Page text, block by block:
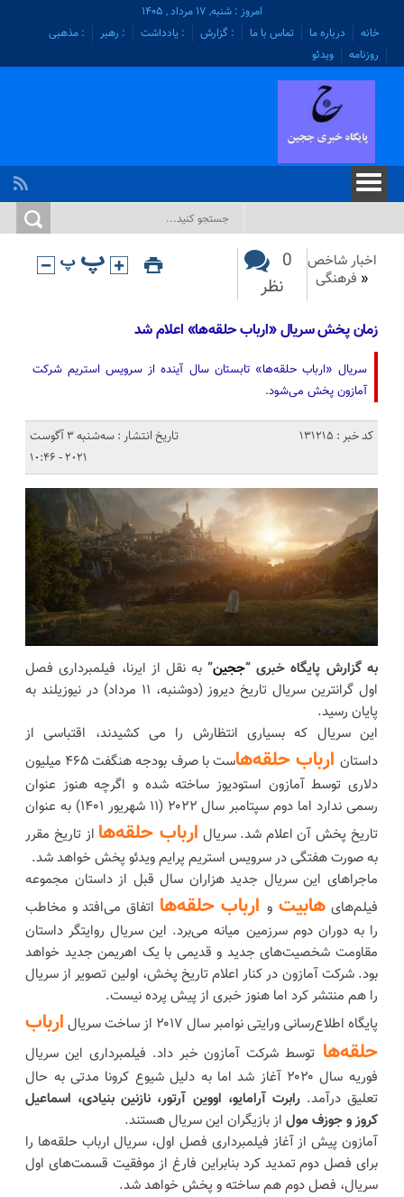
امروز : شنبه, ۱۷ مرداد , ۱۴۰۵
خانه
درباره ما تماس با ما : گزارش : یادداشت : رهبر
: مذهبی
روزنامه
ویدئو
اخبار شاخص
« فرهنگی
0
نظر
زمان پخش سریال «ارباب حلقه‌ها» اعلام شد
سریال «ارباب حلقه‌ها» تابستان سال آینده از سرویس استریم شرکت
آمازون پخش می‌شود.
کد خبر : 131215
تاریخ انتشار : سه‌شنبه 3 آگوست
2021 - 10:46
به گزارش پایگاه خبری “ججین” به نقل از ایرنا، فیلمبرداری فصل
اول گرانترین سریال تاریخ دیروز (دوشنبه، ۱۱ مرداد) در نیوزیلند به
پایان رسید.
این سریال که بسیاری انتظارش را می کشیدند، اقتباسی از
داستان ارباب حلقه‌ها
ست با صرف بودجه هنگفت ۴۶۵ میلیون
دلاری توسط آمازون استودیوز ساخته شده و اگرچه هنوز عنوان
رسمی ندارد اما دوم سپتامبر سال ۲۰۲۲ (۱۱ شهریور ۱۴۰۱) به عنوان
تاریخ پخش آن اعلام شد. سریال ارباب حلقه‌ها از تاریخ مقرر
به صورت هفتگی در سرویس استریم پرایم ویدئو پخش خواهد شد.
ماجراهای این سریال جدید هزاران سال قبل از داستان مجموعه
فیلم‌های هابیتو ارباب حلقه‌ها اتفاق می‌افتد و مخاطب
را به دوران دوم سرزمین میانه می‌برد. این سریال روایتگر داستان
مقاومت شخصیت‌های جدید و قدیمی با یک اهریمن جدید خواهد
بود. شرکت آمازون در کنار اعلام تاریخ پخش، اولین تصویر از سریال
را هم منتشر کرد اما هنوز خبری از پیش پرده نیست.
پایگاه اطلاع‌رسانی ورایتی نوامبر سال ۲۰۱۷ از ساخت سریال
ارباب
حلقه‌هاتوسط شرکت آمازون خبر داد. فیلمبرداری این سریال
فوریه سال ۲۰۲۰ آغاز شد اما به دلیل شیوع کرونا مدتی به حال
تعلیق درآمد.رابرت آرامایو، اووین آرتور، نازنین بنیادی، اسماعیل
کروز و جوزف مول از بازیگران این سریال هستند.
آمازون پیش از آغاز فیلمبرداری فصل اول، سریال ارباب حلقه‌ها را
برای فصل دوم تمدید کرد بنابراین فارغ از موفقیت قسمت‌های اول
سریال، فصل دوم هم ساخته و پخش خواهد شد.